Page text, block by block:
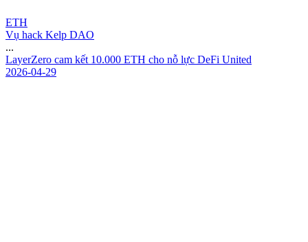
ETH
Vụ hack Kelp DAO
...
LayerZero cam kết 10.000 ETH cho nỗ lực DeFi United
2026-04-29